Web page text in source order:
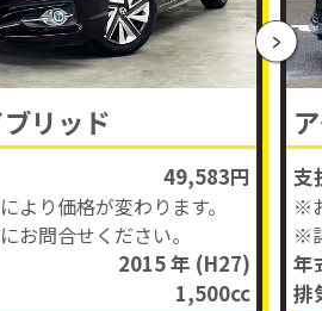
リッド
49,583円
より価格が変わります。
お問合せください。
2015 年 (H27)
1,500cc
支
※
※
年
排